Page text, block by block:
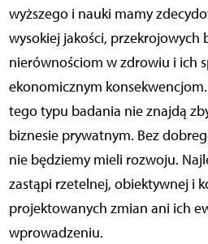
wyższego i nauki mamy
wysokiej jakości, przekrojowych
nierównościom w zdrowiu i ich
ekonomicznym
tego typu badania nie znajdą
biznesie prywatnym. Bez
nie będziemy mieli rozwoju.
zastąpi rzetelnej, obiektywnej i
projektowanych zmian ani ich
wprowadzeniu.